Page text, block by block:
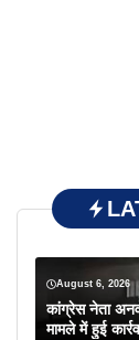
August 6, 2026
कांग्रेस नेता
मामले में हुई